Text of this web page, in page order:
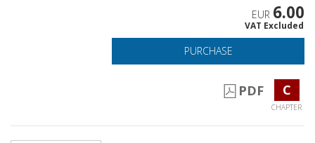
EUR 6.00
VAT Excluded
PURCHASE
PDF C
CHAPTER